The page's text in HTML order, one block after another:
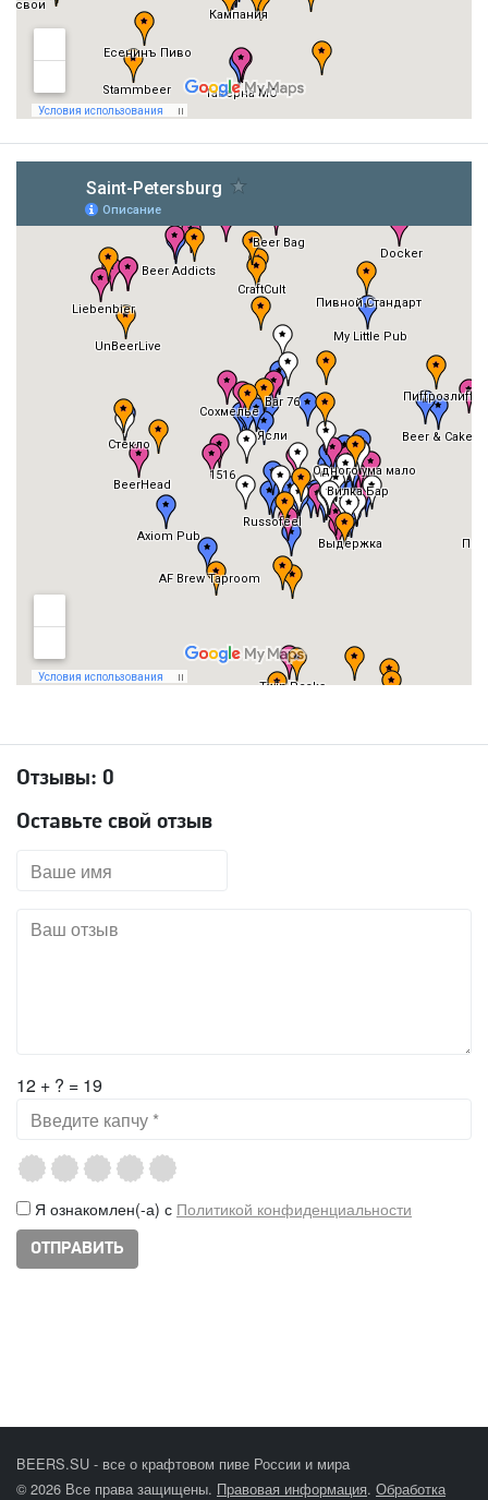
Отзывы: 0
Оставьте свой отзыв
12 + ? = 19
Я ознакомлен(-а) с Политикой конфиденциальности
BEERS.SU - все о крафтовом пиве России и мира
© 2026 Все права защищены. Правовая информация. Обработка